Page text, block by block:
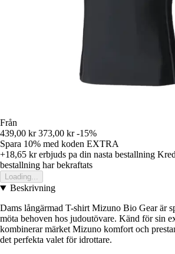
Från
439,00 kr 373,00 kr -15%
Spara 10% med koden EXTRA
+18,65 krerbjuds pa din nasta bestallning
bestallning har bekraftats
Loading...
Beskrivning
Dams långärmad T-shirt Mizuno Bio Gear är
möta behoven hos judoutövare. Känd för sin
kombinerar märket Mizuno komfort och
det perfekta valet för idrottare.